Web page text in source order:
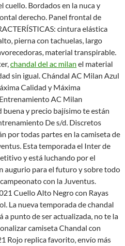
cuello. Bordados en la nuca y
derecho. Panel frontal de
cintura elástica
pierna con tachuelas, largo
material transpirable.
chandal del ac milan el material
sin igual. Chándal AC Milan Azul
Calidad y Máxima
AC Milan
y precio bajísimo te están
De s/d. Discretos
por todas partes en la camiseta de
Esta temporada el Inter de
y está luchando por el
augurio para el futuro y sobre todo
con la Juventus.
Cuello Alto Negro con Rayas
La nueva temporada de chandal
punto de ser actualizada, no te la
camiseta Chandal con
Rojo replica favorito, envío más